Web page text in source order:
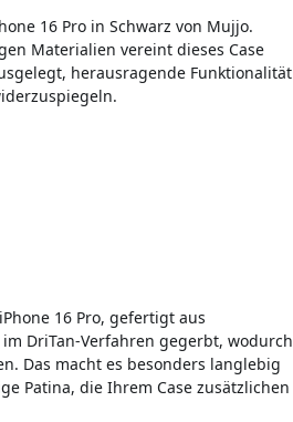
16 Pro in Schwarz von Mujjo.
Materialien vereint dieses Case
herausragende Funktionalität
16 Pro, gefertigt aus
DriTan-Verfahren gegerbt, wodurch
Das macht es besonders langlebig
Patina, die Ihrem Case zusätzlichen